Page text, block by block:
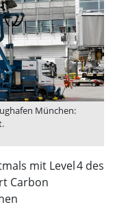
München:
mit Level 4 des
Carbon